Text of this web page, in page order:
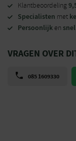
Klantbeoordeling
Specialisten met
Persoonlijk en snel
VRAGEN OVER
085 1609330